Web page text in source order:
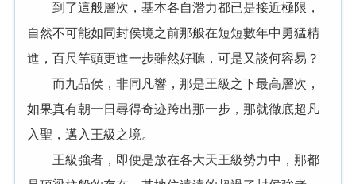
到了這般層次，基本各自潛力都已是接近極限，
自然不可能如同封侯境之前那般在短短數年中勇猛精
進，百尺竿頭更進一步雖然好聽，可是又談何容易？
而九品侯，非同凡響，那是王級之下最高層次，
如果真有朝一日尋得奇迹跨出那一步，那就徹底超凡
入聖，邁入王級之境。
王級強者，即便是放在各大天王級勢力中，那都